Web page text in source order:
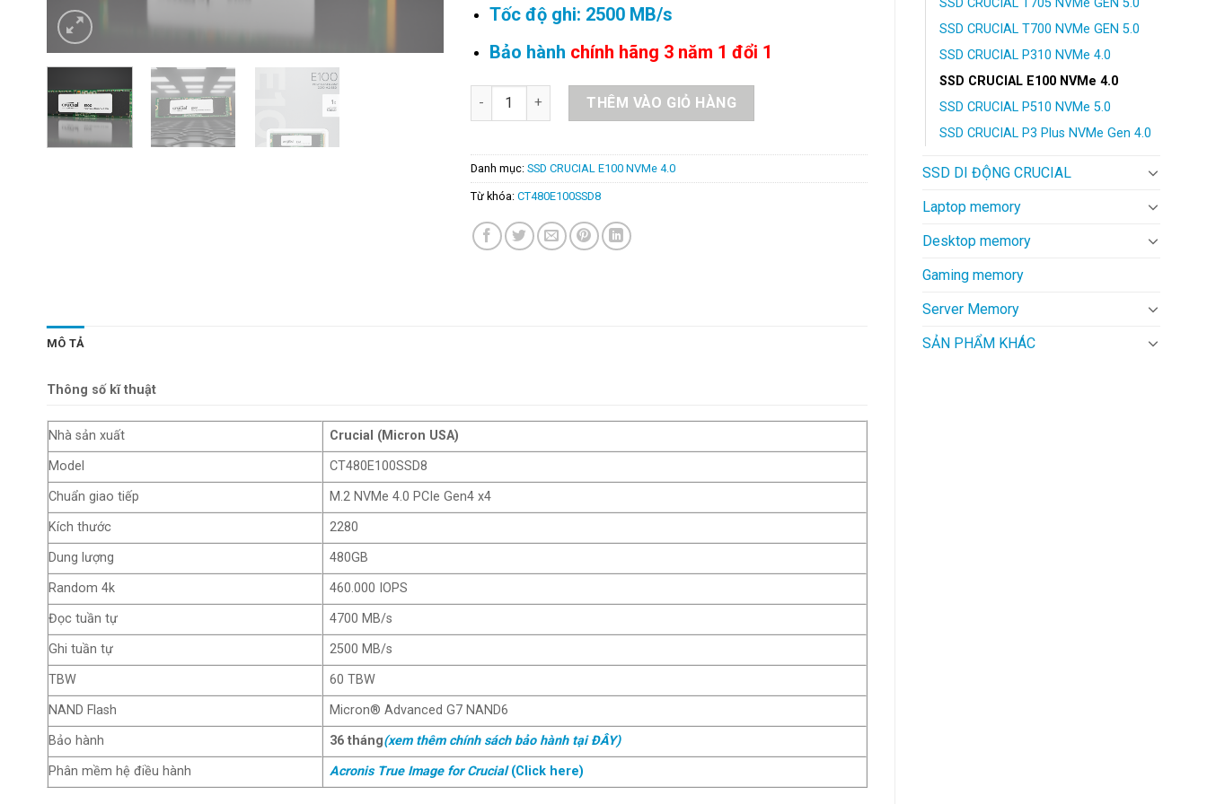
SSD CRUCIAL T700 NVMe GEN 5.0
SSD CRUCIAL P310 NVMe 4.0
SSD CRUCIAL E100 NVMe 4.0
SSD CRUCIAL P510 NVMe 5.0
SSD CRUCIAL P3 Plus NVMe Gen 4.0
SSD DI ĐỘNG CRUCIAL
Laptop memory
Desktop memory
Gaming memory
Server Memory
SẢN PHẨM KHÁC
Tốc độ ghi: 2500 MB/s
Bảo hành chính hãng 3 năm 1 đổi 1
SSD CRUCIAL E100 NVMe 480GB – CT480E100SSD8 số lượng
THÊM VÀO GIỎ HÀNG
Danh mục: SSD CRUCIAL E100 NVMe 4.0
Từ khóa: CT480E100SSD8
MÔ TẢ
Thông số kĩ thuật
Nhà sản xuất
Crucial (Micron USA)
Model
CT480E100SSD8
Chuẩn giao tiếp
M.2 NVMe 4.0 PCIe Gen4 x4
Kích thước
2280
Dung lượng
480GB
Random 4k
460.000 IOPS
Đọc tuần tự
4700 MB/s
Ghi tuần tự
2500 MB/s
TBW
60 TBW
NAND Flash
Micron® Advanced G7 NAND6
Bảo hành
36 tháng(xem thêm chính sách bảo hành tại ĐÂY)
Phân mềm hệ điều hành
Acronis True Image for Crucial(Click here)